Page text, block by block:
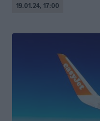
19.01.24, 17:00